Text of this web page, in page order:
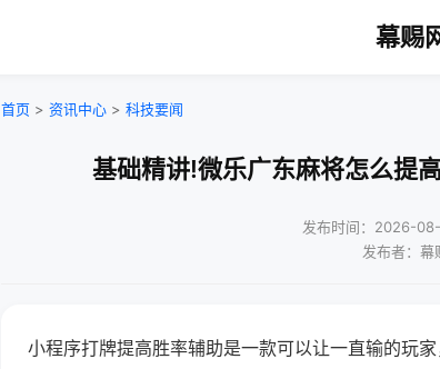
幕赐
首页 > 资讯中心 > 科技要闻
基础精讲!微乐广东麻将怎么提
发布时间：2026-
发布者：幕
小程序打牌提高胜率辅助是一款可以让一直输的玩